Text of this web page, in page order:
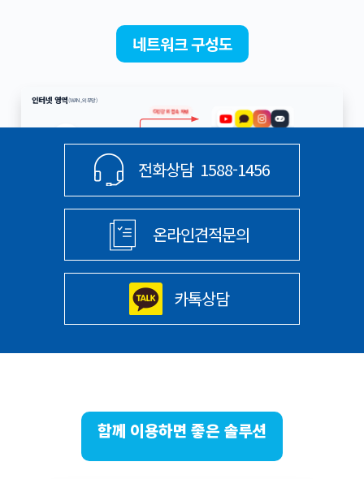
네트워크 구성도
인터넷 영역(WAN, 외부망)
인강 외 접속 차단
인강 접속 OK
TALK
방화벽
(UTM)
전화상담 1588-1456
온라인견적문의
카톡상담
함께 이용하면 좋은 솔루션